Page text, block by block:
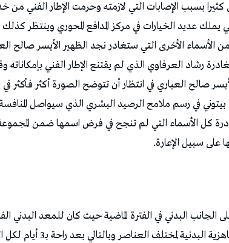
بسبب الإصابات التي لازمته وحرمت الإطار الفني من
يملك عديد الخيارات في مركز المدافع المحوري وينتظر
الأسماء الأخرى التي ستغادر نجد الظهير الأيسر صالح
العرفاوي الذي لم يقتنع الإطار الفني بإمكاناته
صالح العياري في انتظار أن تتوضح الصورة أكثر فأكثر في
بيتوني في رسم ملامح الرصيد البشري الذي سيواصل
مغادرة كل الأسماء التي لم تنجح في فرض اسمها ضمن
على سبيل الإعارة.
الجانب البدني في الفترة الماضية حيث كان للمعد البدني
برنامج خاص يتوافق مع الجاهزية